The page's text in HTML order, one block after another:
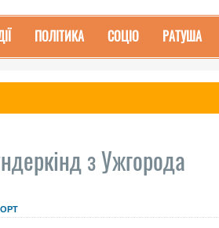
ПОЛІТИКА СОЦІО РАТУША
з Ужгорода